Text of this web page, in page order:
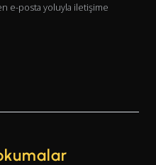
e-posta yoluyla iletişime